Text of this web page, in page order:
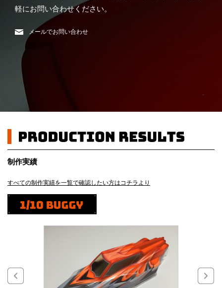
軽にお問い合わせください。
メールでお問い合わせ
制作実績
すべての制作実績を一覧で確認したい方はコチラより